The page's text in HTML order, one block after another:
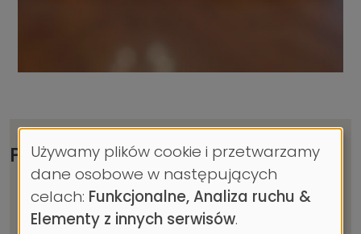
Przeczytaj również
Wykorzystanie
danych
osobowych
Używamy plików cookie i przetwarzamy
dane osobowe w następujących
celach: Funkcjonalne, Analiza ruchu &
Elementy z innych serwisów.